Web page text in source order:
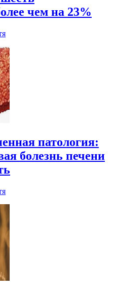
чем на 23%
патология:
болезнь печени